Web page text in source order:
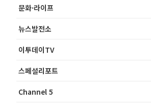
문화·라이프
뉴스발전소
이투데이TV
스페셜리포트
Channel 5